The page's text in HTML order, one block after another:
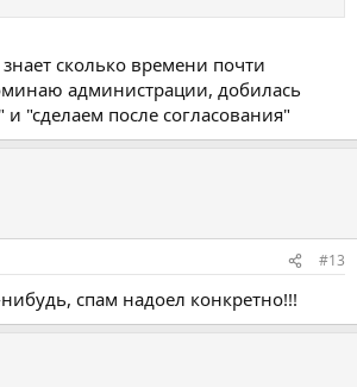
сколько времени почти
администрации, добилась
и "сделаем после согласования"
#13
спам надоел конкретно!!!